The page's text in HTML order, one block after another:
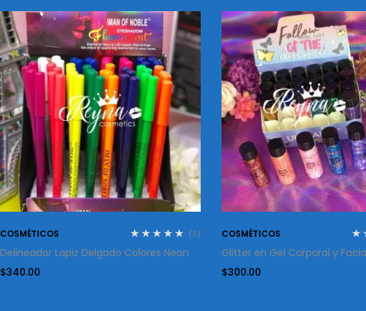
COSMÉTICOS (0)
Delineador Lapiz Delgado Colores Neon
$340.00
COSMÉTICOS
Glitter en Gel Corporal y
$300.00